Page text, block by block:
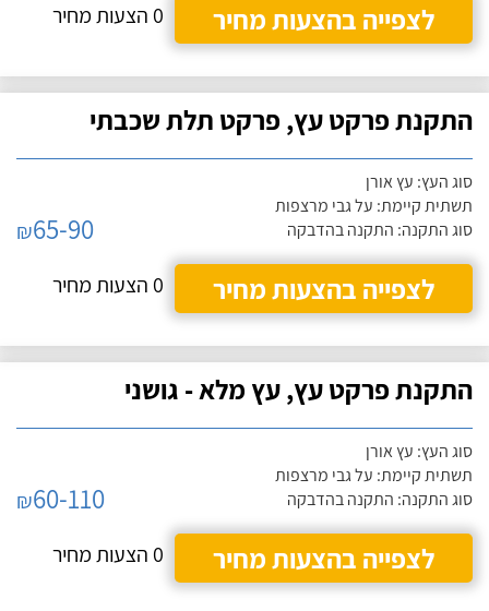
לצפייה בהצעות מחיר
0 הצעות מחיר
התקנת פרקט עץ, פרקט תלת שכבתי
סוג העץ: עץ אורן
תשתית קיימת: על גבי מרצפות
סוג התקנה: התקנה בהדבקה
₪65-90
לצפייה בהצעות מחיר
0 הצעות מחיר
התקנת פרקט עץ, עץ מלא - גושני
סוג העץ: עץ אורן
תשתית קיימת: על גבי מרצפות
סוג התקנה: התקנה בהדבקה
₪60-110
לצפייה בהצעות מחיר
0 הצעות מחיר